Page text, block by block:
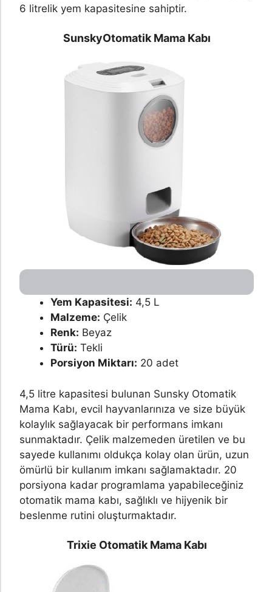
6 litrelik yem kapasitesine sahiptir.
SunskyOtomatik Mama Kabı
Yem Kapasitesi: 4,5 L
Malzeme: Çelik
Renk: Beyaz
Türü: Tekli
Porsiyon Miktarı: 20 adet
4,5 litre kapasitesi bulunan Sunsky Otomatik
Mama Kabı, evcil hayvanlarınıza ve size büyük
kolaylık sağlayacak bir performans imkanı
sunmaktadır. Çelik malzemeden üretilen ve bu
sayede kullanımı oldukça kolay olan ürün, uzun
ömürlü bir kullanım imkanı sağlamaktadır. 20
porsiyona kadar programlama yapabileceğiniz
otomatik mama kabı, sağlıklı ve hijyenik bir
beslenme rutini oluşturmaktadır.
Trixie Otomatik Mama Kabı